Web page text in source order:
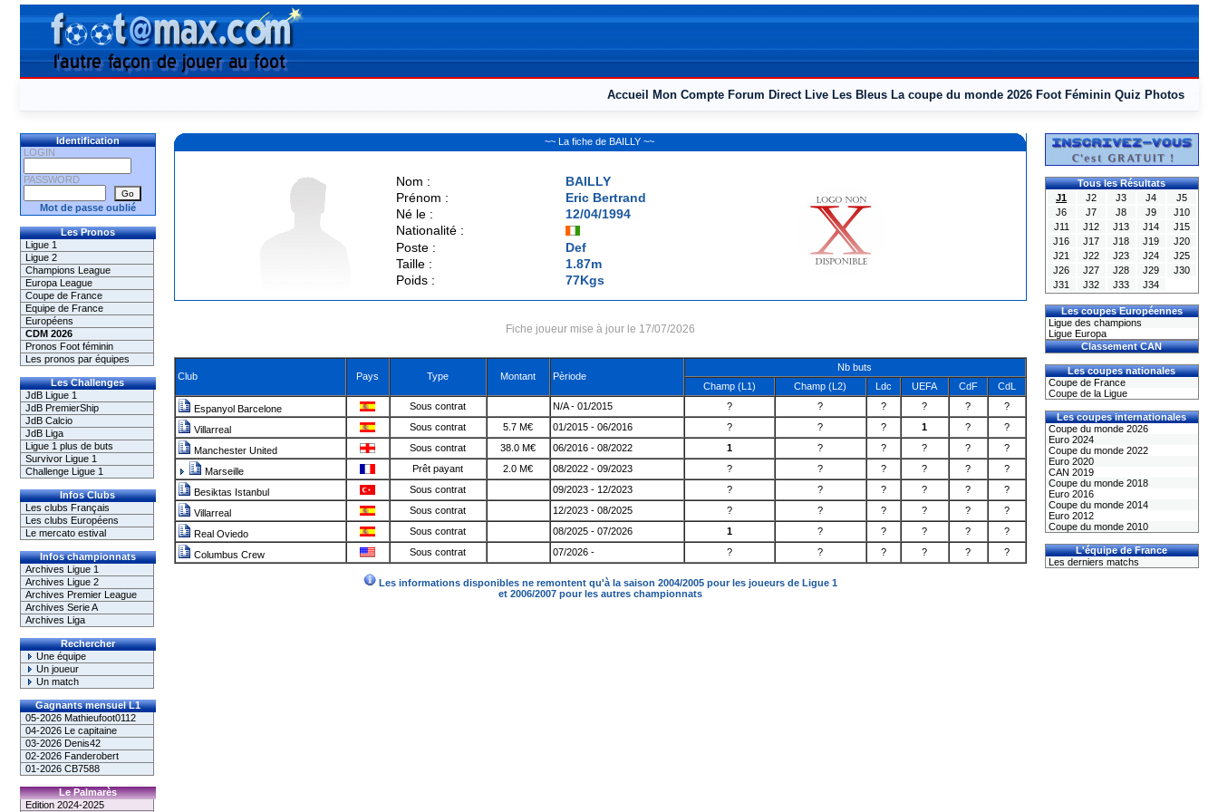
Accueil Mon Compte Forum Direct Live Les Bleus La coupe du monde 2026 Foot Féminin Quiz Photos
Identification
LOGIN
PASSWORD
Mot de passe oublié
Les Pronos
Ligue 1
Ligue 2
Champions League
Europa League
Coupe de France
Equipe de France
Européens
CDM 2026
Pronos Foot féminin
Les pronos par équipes
Les Challenges
JdB Ligue 1
JdB PremierShip
JdB Calcio
JdB Liga
Ligue 1 plus de buts
Survivor Ligue 1
Challenge Ligue 1
Infos Clubs
Les clubs Français
Les clubs Européens
Le mercato estival
Infos championnats
Archives Ligue 1
Archives Ligue 2
Archives Premier League
Archives Serie A
Archives Liga
Rechercher
Une équipe
Un joueur
Un match
Gagnants mensuel L1
05-2026 Mathieufoot0112
04-2026 Le capitaine
03-2026 Denis42
02-2026 Fanderobert
01-2026 CB7588
Le Palmarès
Edition 2024-2025
~~ La fiche de BAILLY ~~
Nom :
BAILLY
Prénom :
Eric Bertrand
Né le :
12/04/1994
Nationalité :
Poste :
Def
Taille :
1.87m
Poids :
77Kgs
Fiche joueur mise à jour le 17/07/2026
Club Pays Type Montant Pèriode
Nb buts
Champ (L1)
Champ (L2) Ldc UEFA CdF CdL
Espanyol Barcelone Sous contrat N/A - 01/2015 ? ? ? ? ? ?
Villarreal Sous contrat 5.7 M€ 01/2015 - 06/2016 ? ? ? 1 ? ?
Manchester United Sous contrat 38.0 M€ 06/2016 - 08/2022 1 ? ? ? ? ?
Marseille Prêt payant 2.0 M€ 08/2022 - 09/2023 ? ? ? ? ? ?
Besiktas Istanbul Sous contrat 09/2023 - 12/2023 ? ? ? ? ? ?
Villarreal Sous contrat 12/2023 - 08/2025 ? ? ? ? ? ?
Real Oviedo Sous contrat 08/2025 - 07/2026 1 ? ? ? ? ?
Columbus Crew Sous contrat 07/2026 - ? ? ? ? ? ?
Les informations disponibles ne remontent qu'à la saison 2004/2005 pour les joueurs de Ligue 1
et 2006/2007 pour les autres championnats
Tous les Résultats
J1
J2 J3 J4
J5
J6
J7 J8 J9
J10
J11
J12 J13 J14
J15
J16
J17 J18 J19
J20
J21
J22 J23 J24
J25
J26
J27 J28 J29
J30
J31
J32 J33 J34
Les coupes Européennes
Ligue des champions
Ligue Europa
Classement CAN
Les coupes nationales
Coupe de France
Coupe de la Ligue
Les coupes internationales
Coupe du monde 2026
Euro 2024
Coupe du monde 2022
Euro 2020
CAN 2019
Coupe du monde 2018
Euro 2016
Coupe du monde 2014
Euro 2012
Coupe du monde 2010
L'équipe de France
Les derniers matchs